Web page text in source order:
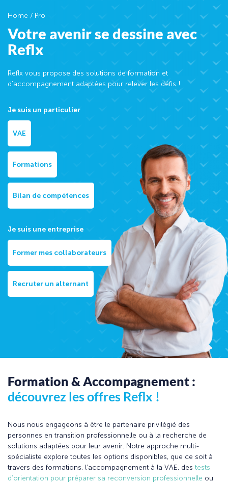
Home / Pro
Votre avenir se dessine avec
Reflx
Reflx vous propose des solutions de formation et
d’accompagnement adaptées pour relever les défis !
Je suis un particulier
VAE
Formations
Bilan de compétences
Je suis une entreprise
Former mes collaborateurs
Recruter un alternant
Formation & Accompagnement :
découvrez les offres Reflx !
Nous nous engageons à être le partenaire privilégié des
personnes en transition professionnelle ou à la recherche de
solutions adaptées pour leur avenir. Notre approche multi-
spécialiste explore toutes les options disponibles, que ce soit à
travers des formations, l’accompagnement à la VAE, des tests
d’orientation pour préparer sa reconversion professionnelle ou